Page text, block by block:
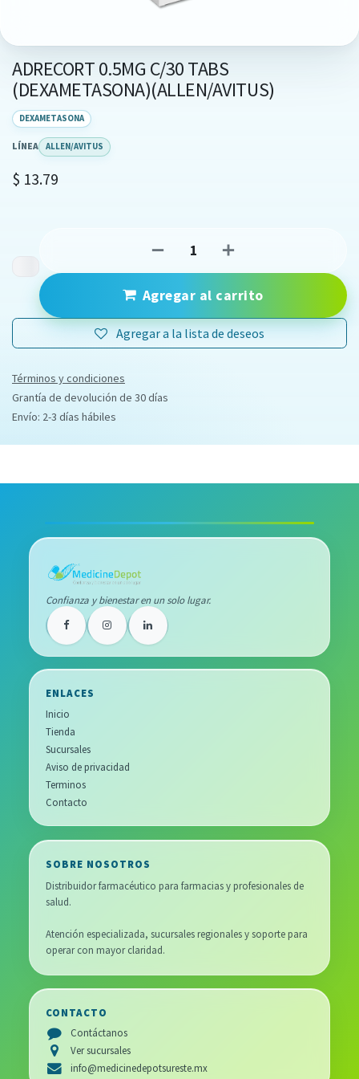
ADRECORT 0.5MG C/30 TABS
(DEXAMETASONA)(ALLEN/AVITUS)
DEXAMETASONA
LÍNEA ALLEN/AVITUS
$ 13.79
Agregar al carrito
Agregar a la lista de deseos
Términos y condiciones
Grantía de devolución de 30 días
Envío: 2-3 días hábiles
Confianza y bienestar en un solo lugar.
ENLACES
Inicio
Tienda
Sucursales
Aviso de privacidad
Terminos
Contacto
SOBRE NOSOTROS
Distribuidor farmacéutico para farmacias y profesionales de
salud.
Atención especializada, sucursales regionales y soporte para
operar con mayor claridad.
CONTACTO
Contáctanos
Ver sucursales
info@medicinedepotsureste.mx